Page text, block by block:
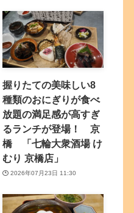
握りたての美味しい8
種類のおにぎりが食べ
放題の満足感が高すぎ
るランチが登場！ 京
橋 「七輪大衆酒場 け
むり 京橋店」
2026年07月23日 11:30